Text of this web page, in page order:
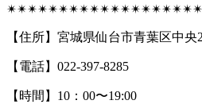
【住所】宮城県仙台市青葉区中
【電話】022-397-8285
【時間】10：00〜19:00